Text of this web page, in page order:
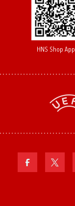
HNS Shop App